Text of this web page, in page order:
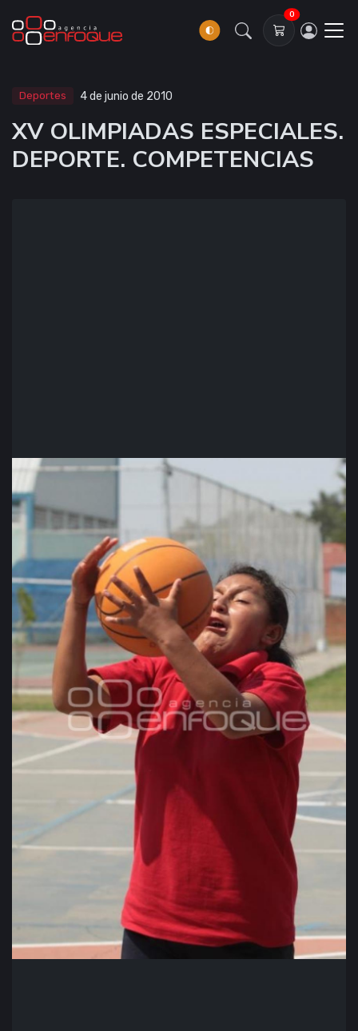
0
Deportes 4 de junio de 2010
XV OLIMPIADAS ESPECIALES.
DEPORTE. COMPETENCIAS